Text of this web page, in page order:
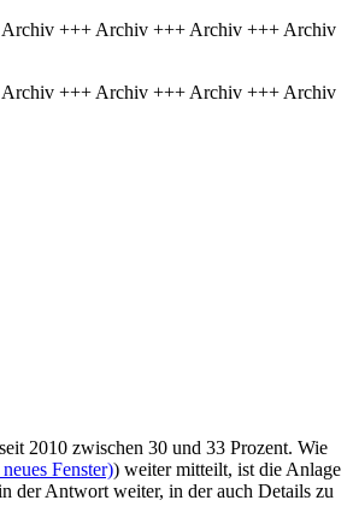
+++ Archiv +++ Archiv +++ Archiv
+++ Archiv +++ Archiv +++ Archiv
2010 zwischen 30 und 33 Prozent. Wie
Fenster)) weiter mitteilt, ist die Anlage
der Antwort weiter, in der auch Details zu